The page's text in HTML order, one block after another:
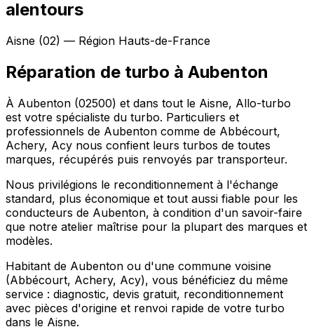
alentours
Aisne (02) — Région Hauts-de-France
Réparation de turbo à Aubenton
À Aubenton (02500) et dans tout le Aisne, Allo-turbo
est votre spécialiste du turbo. Particuliers et
professionnels de Aubenton comme de Abbécourt,
Achery, Acy nous confient leurs turbos de toutes
marques, récupérés puis renvoyés par transporteur.
Nous privilégions le reconditionnement à l'échange
standard, plus économique et tout aussi fiable pour les
conducteurs de Aubenton, à condition d'un savoir-faire
que notre atelier maîtrise pour la plupart des marques et
modèles.
Habitant de Aubenton ou d'une commune voisine
(Abbécourt, Achery, Acy), vous bénéficiez du même
service : diagnostic, devis gratuit, reconditionnement
avec pièces d'origine et renvoi rapide de votre turbo
dans le Aisne.